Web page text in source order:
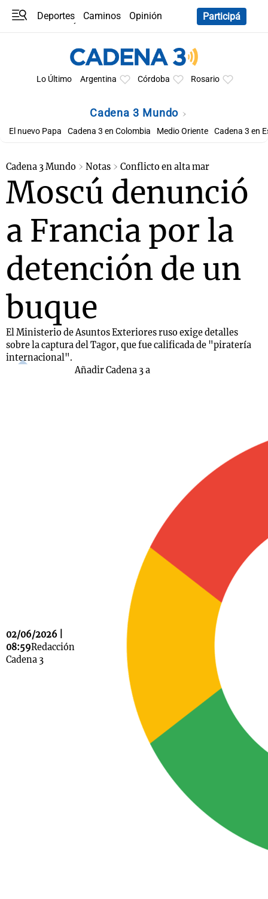
Deportes Caminos
Opinión
Participá
Lo Último Argentina Córdoba Rosario
Cadena 3 Mundo
El nuevo Papa Cadena 3 en Colombia Medio Oriente Cadena 3 en
Cadena 3 Mundo Notas Conflicto en alta mar
Moscú denunció
a Francia por la
detención de un
buque
El Ministerio de Asuntos Exteriores ruso exige detalles
sobre la captura del Tagor, que fue calificada de "piratería
internacional".
02/06/2026 |
08:59Redacción
Cadena 3
Añadir Cadena 3 a
Mundial 2026
Notas
La Sole en
Cadena 3